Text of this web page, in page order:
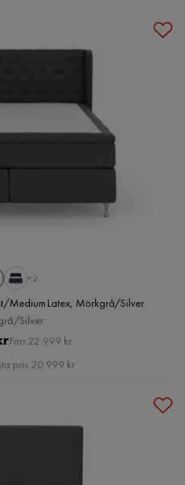
+2
Medium Latex, Mörkgrå/Silver
Silver
Pris
Original
Pris
Förr 22 999 kr
pris 20 999 kr